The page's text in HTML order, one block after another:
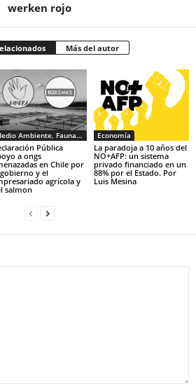
werken rojo
Más del autor
Medio Ambiente, Fauna y Sociedad
Pública
a ongs
en Chile por
y el
agrícola y
salmon
Economía
La paradoja a 10 años del
NO+AFP: un sistema
privado financiado en un
88% por el Estado. Por
Luis Mesina